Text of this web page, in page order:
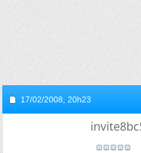
17/02/2008, 20h23